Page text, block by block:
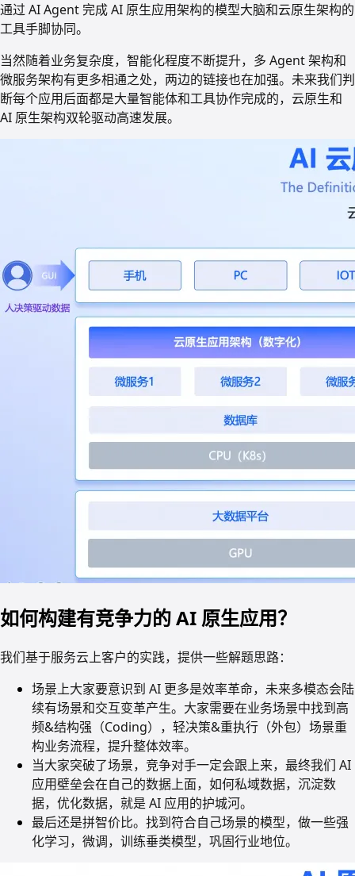
通过 AI Agent 完成 AI 原生应用架构的模型大脑和云原生架构的
工具手脚协同。
当然随着业务复杂度，智能化程度不断提升，多 Agent 架构和
微服务架构有更多相通之处，两边的链接也在加强。未来我们判
断每个应用后面都是大量智能体和工具协作完成的，云原生和
AI 原生架构双轮驱动高速发展。
如何构建有竞争力的 AI 原生应用？
我们基于服务云上客户的实践，提供一些解题思路：
场景上大家要意识到 AI 更多是效率革命，未来多模态会陆
续有场景和交互变革产生。大家需要在业务场景中找到高
频&结构强（Coding），轻决策&重执行（外包）场景重
构业务流程，提升整体效率。
当大家突破了场景，竞争对手一定会跟上来，最终我们 AI
应用壁垒会在自己的数据上面，如何私域数据，沉淀数
据，优化数据，就是 AI 应用的护城河。
最后还是拼智价比。找到符合自己场景的模型，做一些强
化学习，微调，训练垂类模型，巩固行业地位。